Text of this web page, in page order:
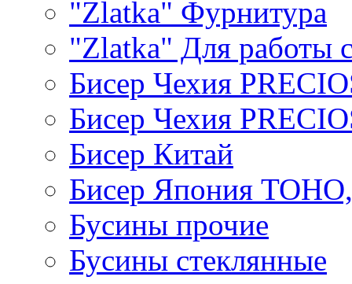
"Zlatka" Фурнитура
"Zlatka" Для работы
Бисер Чехия
Бисер Чехия
Бисер Китай
Бисер Япония
Бусины прочие
Бусины стеклянные